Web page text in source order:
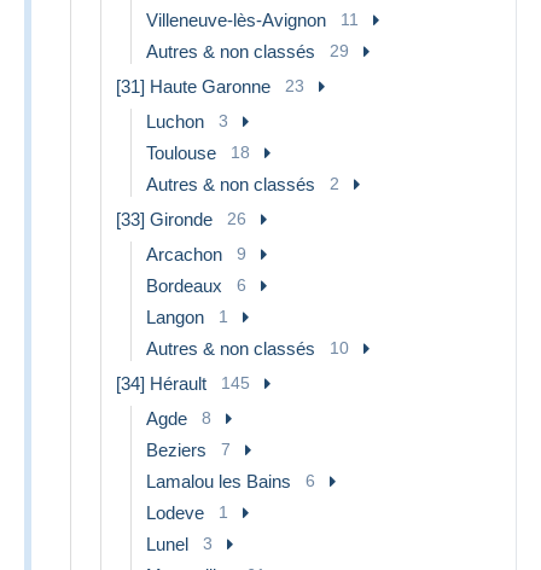
Villeneuve-lès-Avignon 11
Autres & non classés 29
[31] Haute Garonne 23
Luchon 3
Toulouse 18
Autres & non classés 2
[33] Gironde 26
Arcachon 9
Bordeaux 6
Langon 1
Autres & non classés 10
[34] Hérault 145
Agde 8
Beziers 7
Lamalou les Bains 6
Lodeve 1
Lunel 3